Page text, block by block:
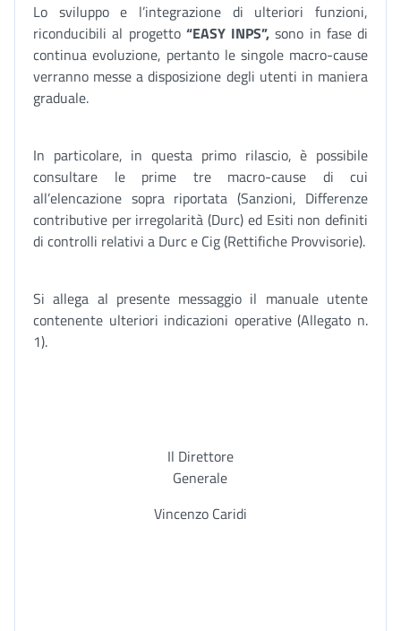
Lo sviluppo e l’integrazione di ulteriori funzioni,
riconducibili al progetto “EASY INPS”, sono in fase di
continua evoluzione, pertanto le singole macro-cause
verranno messe a disposizione degli utenti in maniera
graduale.
In particolare, in questa primo rilascio, è possibile
consultare le prime tre macro-cause di cui
all’elencazione sopra riportata (Sanzioni, Differenze
contributive per irregolarità (Durc) ed Esiti non definiti
di controlli relativi a Durc e Cig (Rettifiche Provvisorie).
Si allega al presente messaggio il manuale utente
contenente ulteriori indicazioni operative (Allegato n.
1).
Il Direttore
Generale
Vincenzo Caridi